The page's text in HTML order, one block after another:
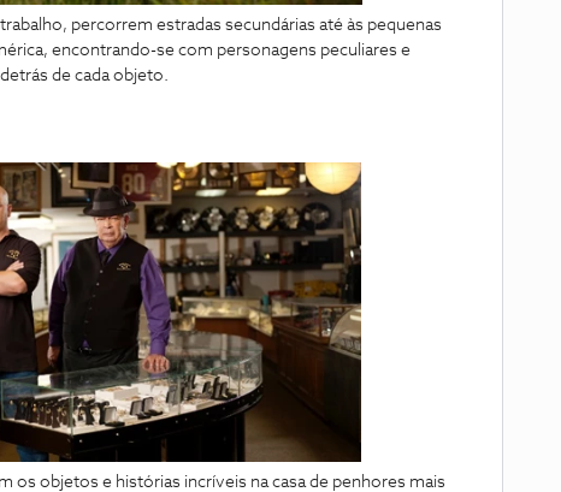
percorrem estradas secundárias até às pequenas
encontrando-se com personagens peculiares e
de cada objeto.
os objetos e histórias incríveis na casa de penhores mais